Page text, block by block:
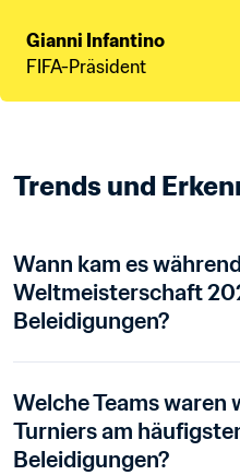
Gianni Infantino
FIFA-Präsident
Trends und
Wann kam es
Weltmeisterschaft
Beleidigungen?
Welche Teams waren
Turniers am
Beleidigungen?